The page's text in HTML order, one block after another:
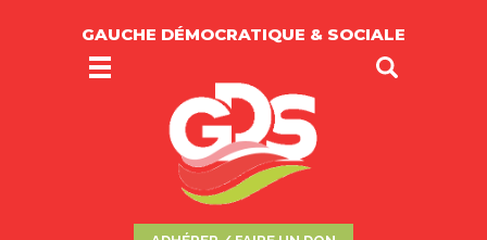
GAUCHE DÉMOCRATIQUE & SOCIALE